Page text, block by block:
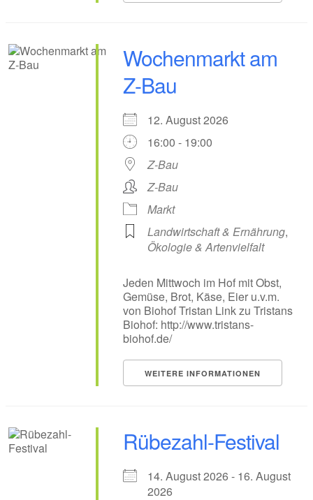
Wochenmarkt am
Z-Bau
12. August 2026
16:00 - 19:00
Z-Bau
Z-Bau
Markt
Landwirtschaft & Ernährung,
Ökologie & Artenvielfalt
Jeden Mittwoch im Hof mit Obst,
Gemüse, Brot, Käse, Eier u.v.m.
von Biohof Tristan Link zu Tristans
Biohof: http://www.tristans-
biohof.de/
WEITERE INFORMATIONEN
Rübezahl-Festival
14. August 2026 - 16. August
2026